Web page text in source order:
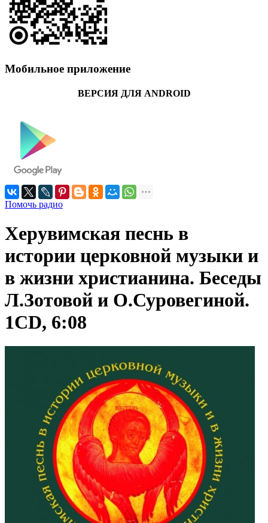
Мобильное приложение
ВЕРСИЯ ДЛЯ ANDROID
Помочь радио
Херувимская песнь в
истории церковной музыки и
в жизни христианина. Беседы
Л.Зотовой и О.Суровегиной.
1CD, 6:08